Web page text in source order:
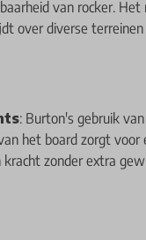
van rocker.
over diverse
: Burton's gebruik
het board zorgt voor
kracht zonder extra